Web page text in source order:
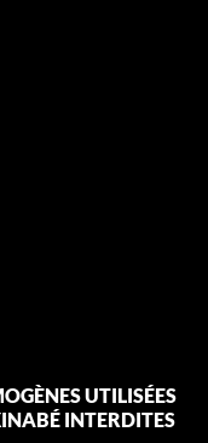
UTILISÉES
INTERDITES